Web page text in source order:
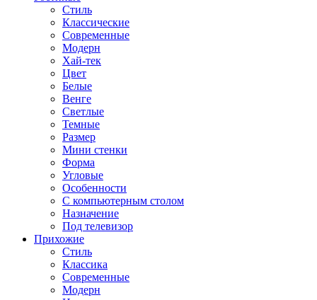
Стиль
Классические
Современные
Модерн
Хай-тек
Цвет
Белые
Венге
Светлые
Темные
Размер
Мини стенки
Форма
Угловые
Особенности
С компьютерным столом
Назначение
Под телевизор
Прихожие
Стиль
Классика
Современные
Модерн